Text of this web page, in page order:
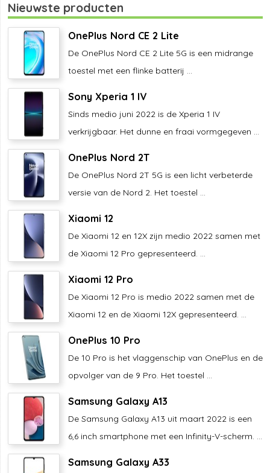
Nieuwste producten
OnePlus Nord CE 2 Lite
De OnePlus Nord CE 2 Lite 5G is een midrange
toestel met een flinke batterij ...
Sony Xperia 1 IV
Sinds medio juni 2022 is de Xperia 1 IV
verkrijgbaar. Het dunne en fraai vormgegeven ...
OnePlus Nord 2T
De OnePlus Nord 2T 5G is een licht verbeterde
versie van de Nord 2. Het toestel ...
Xiaomi 12
De Xiaomi 12 en 12X zijn medio 2022 samen met
de Xiaomi 12 Pro gepresenteerd. ...
Xiaomi 12 Pro
De Xiaomi 12 Pro is medio 2022 samen met de
Xiaomi 12 en de Xiaomi 12X gepresenteerd. ...
OnePlus 10 Pro
De 10 Pro is het vlaggenschip van OnePlus en de
opvolger van de 9 Pro. Het toestel ...
Samsung Galaxy A13
De Samsung Galaxy A13 uit maart 2022 is een
6,6 inch smartphone met een Infinity-V-scherm. ...
Samsung Galaxy A33